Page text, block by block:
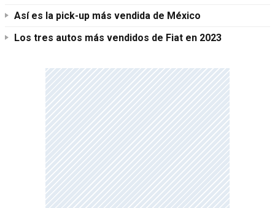
Así es la pick-up más vendida de México
Los tres autos más vendidos de Fiat en 2023